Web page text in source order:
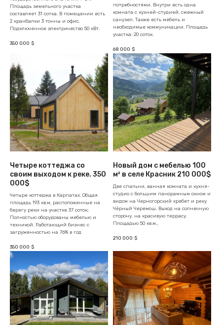
Площадь земельного участка
составляет 31 сотка. В помещении есть
2 кранбалки 3 тонны и офис.
Подключенное электричество 50 кВт.
350 000 $
потребностями. Внутри есть одна
комната с кухней-студией, смежный
санузел. Также есть мебель и
необходимые коммуникации. Площадь
участка: 20 соток.
68 000 $
Четыре коттеджа со
своим выходом к реке. 350
000$
Четыре коттеджа в Карпатах. Общая
площадь 193 кв.м, расположенные на
берегу реки на участке 37 соток;
Полностью оборудованы мебелью и
техникой. Работающий бизнес с
загруженностью на 76% в год
350 000 $
Новый дом с мебелью 100
м² в селе Красник 210 000$
Две спальни, ванная комната и кухня-
студио с большим панорамным окном и
видом на Черногорский хребет и реку
Чёрный Черемош. Выход на солнечную
сторону, на красивую террасу.
Площадью 50 кв.м.,
210 000 $